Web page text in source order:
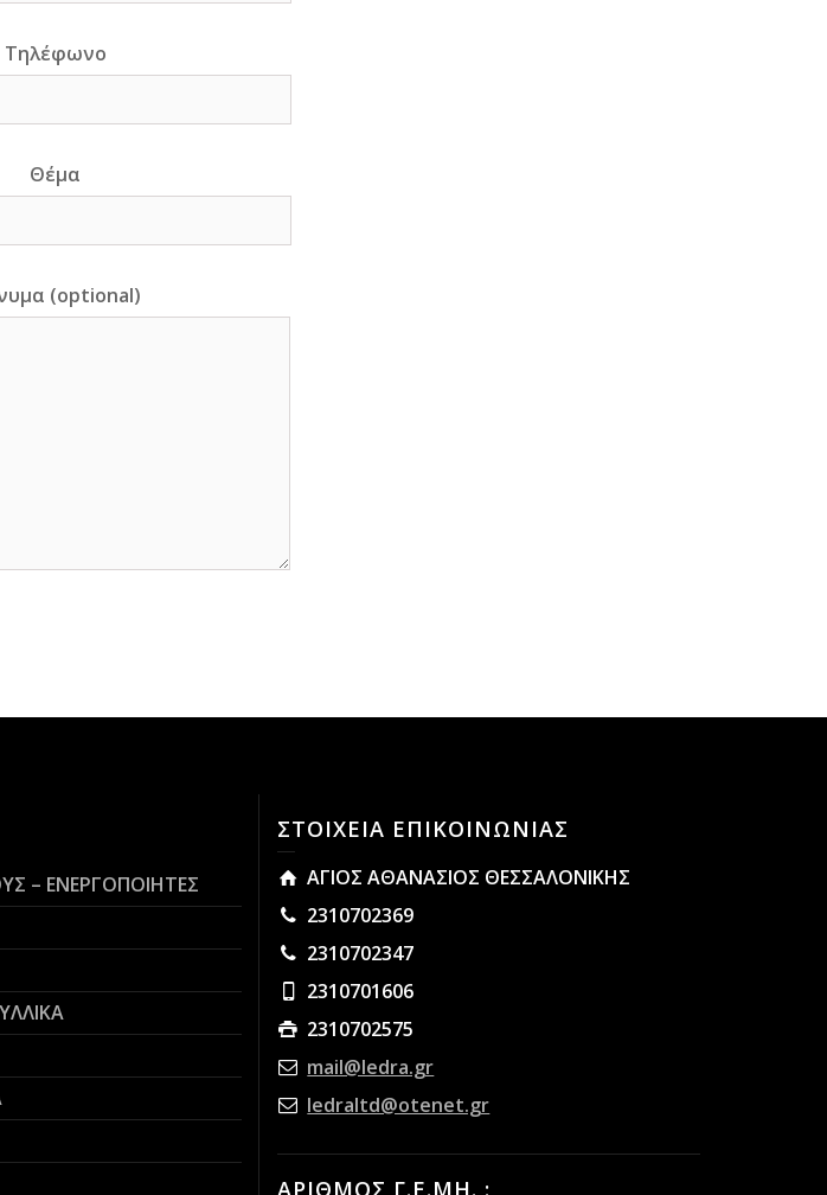
Τηλέφωνο
Θέμα
(optional)
– ΕΝΕΡΓΟΠΟΙΗΤΕΣ
ΣΤΟΙΧΕΙΑ ΕΠΙΚΟΙΝΩΝΙΑΣ
ΑΓΙΟΣ ΑΘΑΝΑΣΙΟΣ ΘΕΣΣΑΛΟΝΙΚΗΣ
2310702369
2310702347
2310701606
2310702575
mail@ledra.gr
ledraltd@otenet.gr
ΑΡΙΘΜΟΣ Γ.Ε.ΜΗ. :